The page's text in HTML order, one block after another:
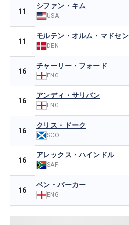
11
シファン・キム
USA
11
モルテン・オルム・マドセン
DEN
16
チャーリー・フォード
ENG
16
アンディ・サリバン
ENG
16
クリス・ドーク
SCO
16
アレックス・ハインドル
SAF
16
ベン・パーカー
ENG